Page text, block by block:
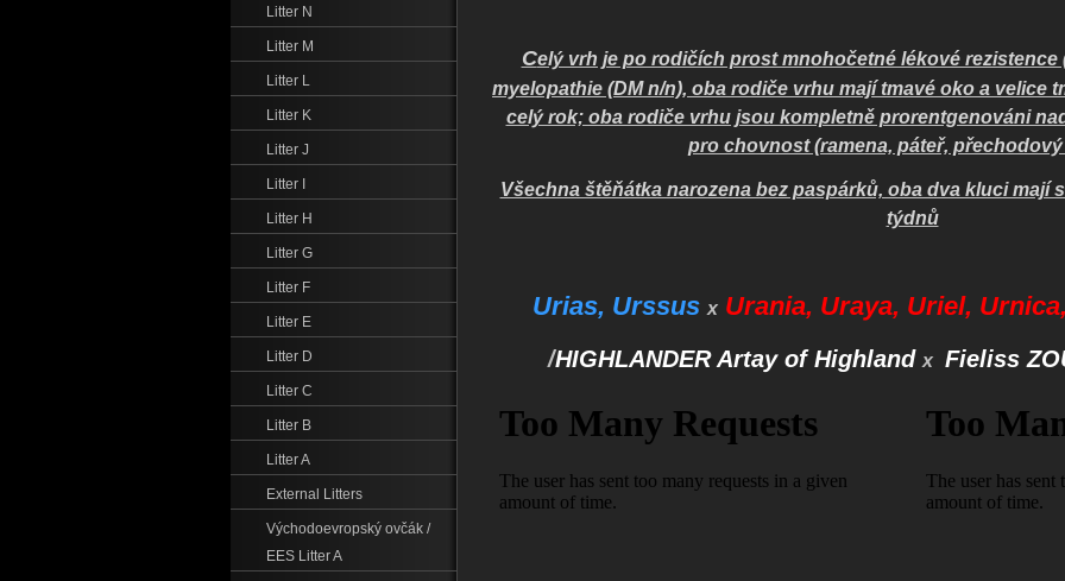
Celý vrh je po rodičích prost mnohočetné lékové rezistence
myelopathie (DM n/n), oba rodiče vrhu mají tmavé oko a velice
celý rok; oba rodiče vrhu jsou kompletně prorentgenováni
pro chovnost (ramena, páteř,
Všechna štěňátka narozena bez paspárků, oba dva kluci mají
týdnů
Urias, Urssusx Urania, Uraya, Uriel,
/HIGHLANDER Artay of Highland x Fieliss
Litter N
Litter M
Litter L
Litter K
Litter J
Litter I
Litter H
Litter G
Litter F
Litter E
Litter D
Litter C
Litter B
Litter A
External Litters
Východoevropský ovčák /
EES Litter A